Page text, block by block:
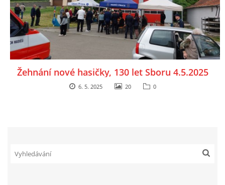
Žehnání nové hasičky, 130 let Sboru 4.5.2025
6. 5. 2025 20 0